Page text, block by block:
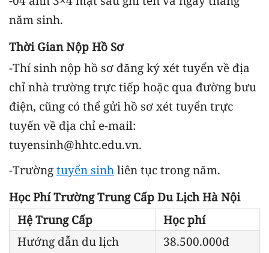
năm sinh.
Thời Gian Nộp Hồ Sơ
-Thí sinh nộp hồ sơ đăng ký xét tuyển về địa
chỉ nhà trường trực tiếp hoặc qua đường bưu
điện, cũng có thể gửi hồ sơ xét tuyển trực
tuyến về địa chỉ e-mail:
tuyensinh@hhtc.edu.vn.
-Trường tuyển sinh liên tục trong năm.
Học Phí Trường Trung Cấp Du Lịch Hà Nội
Hệ Trung Cấp
Học phí
Hướng dẫn du lịch
38.500.000đ